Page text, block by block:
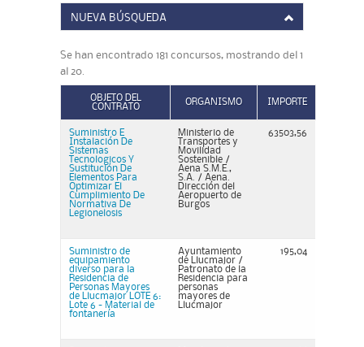
NUEVA BÚSQUEDA
Se han encontrado 181 concursos, mostrando del 1
al 20.
OBJETO DEL
CONTRATO
ORGANISMO IMPORTE
Suministro E
Instalación De
Sistemas
Tecnologicos Y
Sustitución De
Elementos Para
Optimizar El
Cumplimiento De
Normativa De
Legionelosis
Ministerio de
Transportes y
Movilidad
Sostenible /
Aena S.M.E.,
S.A. / Aena.
Dirección del
Aeropuerto de
Burgos
63503,56
Suministro de
equipamiento
diverso para la
Residencia de
Personas Mayores
de Llucmajor LOTE 6:
Lote 6 - Material de
fontanería
Ayuntamiento
de Llucmajor /
Patronato de la
Residencia para
personas
mayores de
Llucmajor
195,04